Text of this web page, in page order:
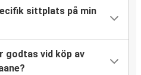
sittplats på min
godtas vid köp av